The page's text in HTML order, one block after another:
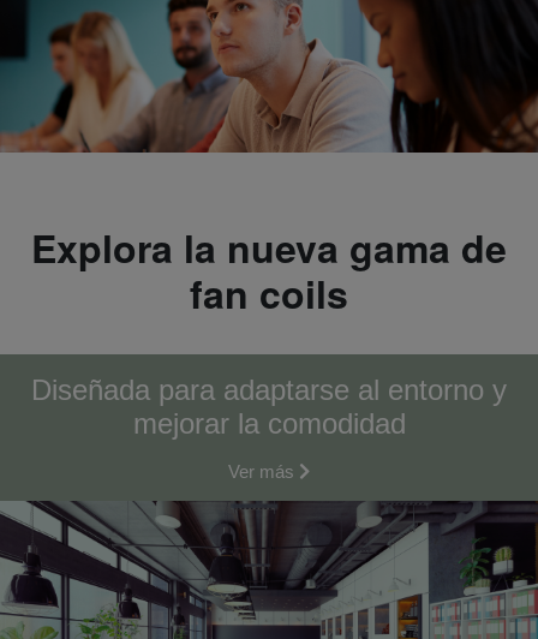
Explora la nueva gama de
fan coils
Diseñada para adaptarse al entorno y
mejorar la comodidad
Ver más